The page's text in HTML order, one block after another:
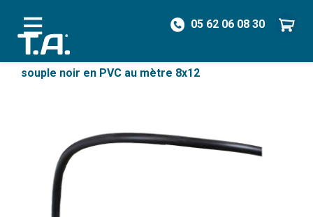
05 62 06 08 30
/ Pièces détachées
souple noir en PVC au mètre 8x12